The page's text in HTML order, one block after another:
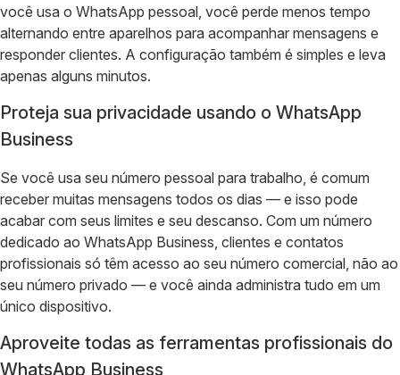
você usa o WhatsApp pessoal, você perde menos tempo
alternando entre aparelhos para acompanhar mensagens e
responder clientes. A configuração também é simples e leva
apenas alguns minutos.
Proteja sua privacidade usando o WhatsApp
Business
Se você usa seu número pessoal para trabalho, é comum
receber muitas mensagens todos os dias — e isso pode
acabar com seus limites e seu descanso. Com um número
dedicado ao WhatsApp Business, clientes e contatos
profissionais só têm acesso ao seu número comercial, não ao
seu número privado — e você ainda administra tudo em um
único dispositivo.
Aproveite todas as ferramentas profissionais do
WhatsApp Business